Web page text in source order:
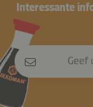
Interessante
Geef